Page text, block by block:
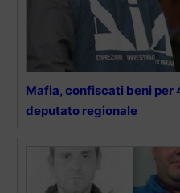
Mafia, confiscati beni per
deputato regionale